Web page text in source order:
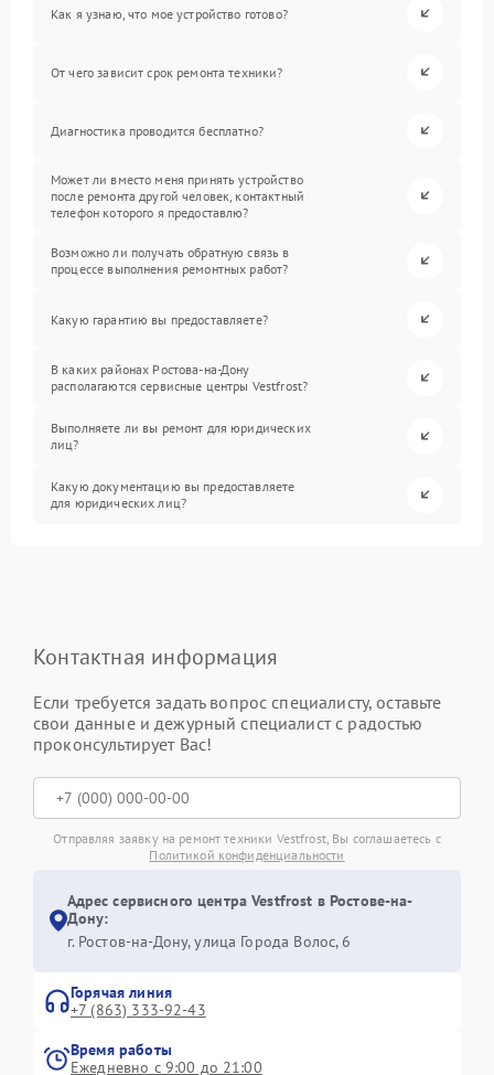
Как я узнаю, что мое устройство готово?
От чего зависит срок ремонта техники?
Диагностика проводится бесплатно?
Может ли вместо меня принять устройство
после ремонта другой человек, контактный
телефон которого я предоставлю?
Возможно ли получать обратную связь в
процессе выполнения ремонтных работ?
Какую гарантию вы предоставляете?
В каких районах Ростова-на-Дону
располагаются сервисные центры Vestfrost?
Выполняете ли вы ремонт для юридических
лиц?
Какую документацию вы предоставляете
для юридических лиц?
Контактная информация
Если требуется задать вопрос специалисту, оставьте
свои данные и дежурный специалист с радостью
проконсультирует Вас!
Отправляя заявку на ремонт техники Vestfrost, Вы соглашаетесь с
Политикой конфиденциальности
Адрес сервисного центра Vestfrost в Ростове-на-
Дону:
г. Ростов-на-Дону, улица Города Волос, 6
Горячая линия
+7 (863) 333-92-43
Время работы
Ежедневно с 9:00 до 21:00